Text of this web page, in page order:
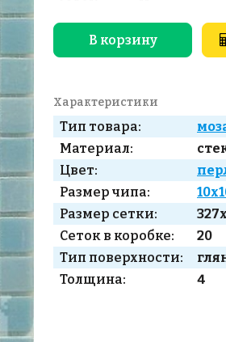
В корзину
Характеристики
Тип товара:
Материал:
Цвет:
Размер чипа:
Размер сетки:
Сеток в коробке:
20
Тип поверхности:
Толщина:
4